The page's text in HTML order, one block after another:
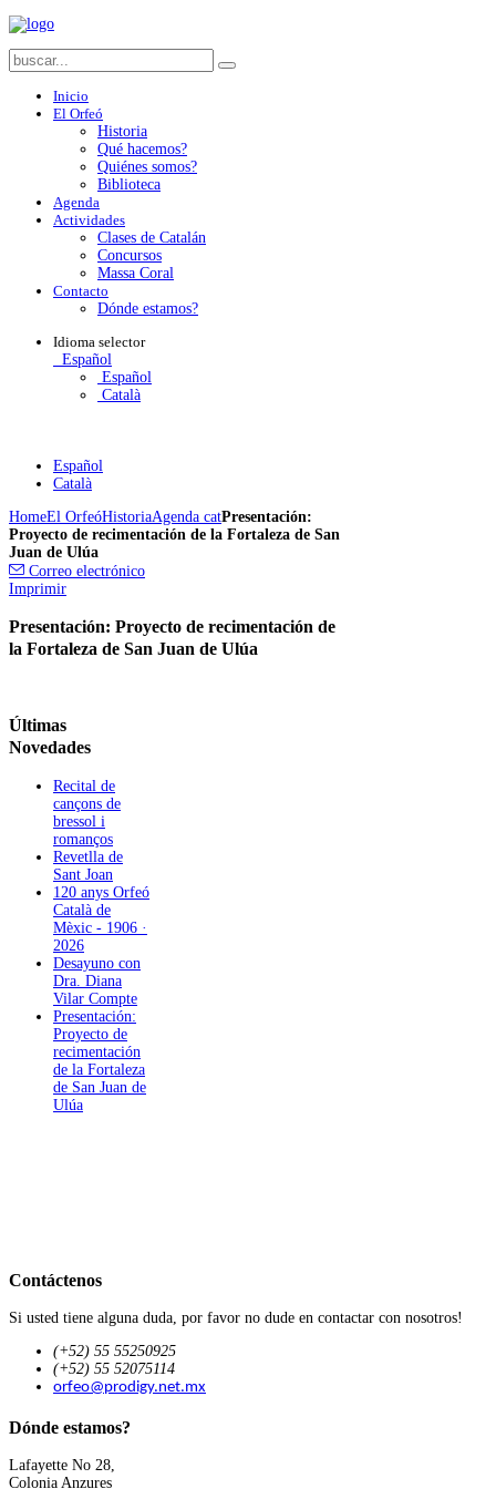
Inicio
El Orfeó
Historia
Qué hacemos?
Quiénes somos?
Biblioteca
Agenda
Actividades
Clases de Catalán
Concursos
Massa Coral
Contacto
Dónde estamos?
Idioma selector
Español
Español
Català
Español
Català
HomeEl OrfeóHistoriaAgenda catPresentación:
Proyecto de recimentación de la Fortaleza de San
Juan de Ulúa
Correo electrónico
Imprimir
Presentación: Proyecto de recimentación de
la Fortaleza de San Juan de Ulúa
Últimas
Novedades
Recital de
cançons de
bressol i
romanços
Revetlla de
Sant Joan
120 anys Orfeó
Català de
Mèxic - 1906 ·
2026
Desayuno con
Dra. Diana
Vilar Compte
Presentación:
Proyecto de
recimentación
de la Fortaleza
de San Juan de
Ulúa
Contáctenos
Si usted tiene alguna duda, por favor no dude en contactar con nosotros!
(+52) 55 55250925
(+52) 55 52075114
orfeo@prodigy.net.mx
Dónde estamos?
Lafayette No 28,
Colonia Anzures